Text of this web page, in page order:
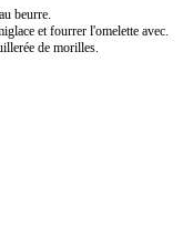
beurre.
et fourrer l'omelette avec.
de morilles.